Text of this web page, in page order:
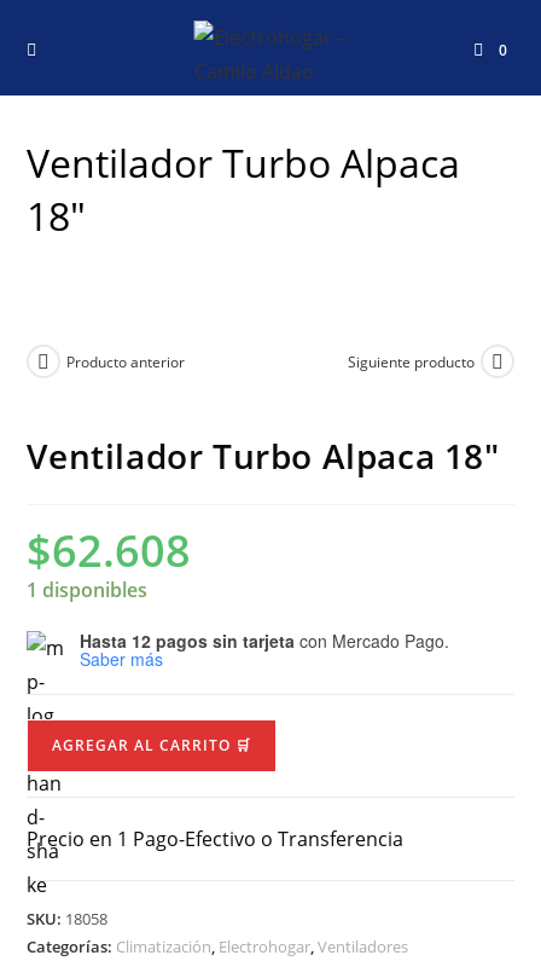
0
Ventilador Turbo Alpaca
18″
Producto anterior Siguiente producto
Ventilador Turbo Alpaca 18″
$62.608
1 disponibles
Hasta 12 pagos sin tarjeta con Mercado Pago.
Saber más
AGREGAR AL CARRITO 🛒
Precio en 1 Pago-Efectivo o Transferencia
SKU: 18058
Categorías: Climatización, Electrohogar,Ventiladores